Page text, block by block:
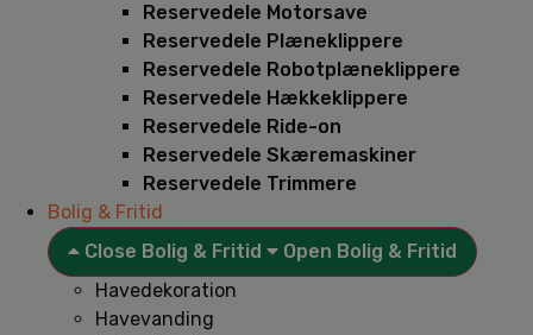
Reservedele Motorsave
Reservedele Plæneklippere
Reservedele Robotplæneklippere
Reservedele Hækkeklippere
Reservedele Ride-on
Reservedele Skæremaskiner
Reservedele Trimmere
Bolig & Fritid
Close Bolig & Fritid
Open Bolig & Fritid
Havedekoration
Havevanding